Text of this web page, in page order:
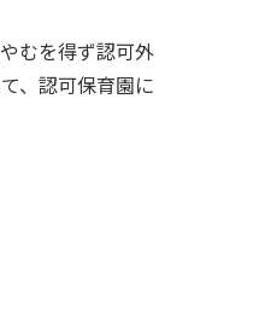
むを得ず認可外
、認可保育園に